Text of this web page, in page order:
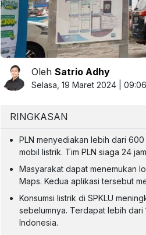
OlehSatrio Adhy
Selasa, 19 Maret 2024 |
RINGKASAN
PLN menyediakan lebih dari
mobil listrik. Tim PLN siaga 24
Masyarakat dapat menemukan
Maps. Kedua aplikasi tersebut
Konsumsi listrik di SPKLU
sebelumnya. Terdapat lebih dari
Indonesia.